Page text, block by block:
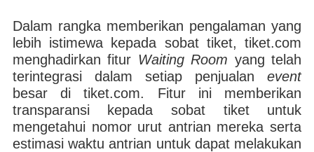
Dalam rangka memberikan pengalaman yang
lebih istimewa kepada sobat tiket, tiket.com
menghadirkan fitur Waiting Room yang telah
terintegrasi dalam setiap penjualanevent
besar di tiket.com. Fitur ini memberikan
transparansi kepada sobat tiket untuk
mengetahui nomor urut antrian mereka serta
estimasi waktu antrian untuk dapat melakukan